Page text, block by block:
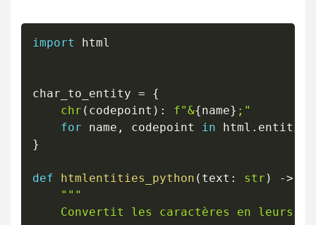
import html
char_to_entity =
{
chr ( codepoint ) : f"&{name} ;"
for name , codepoint in html . entities
}
def htmlentities_python ( text : str ) ->
"""
Convertit les caractères en leurs